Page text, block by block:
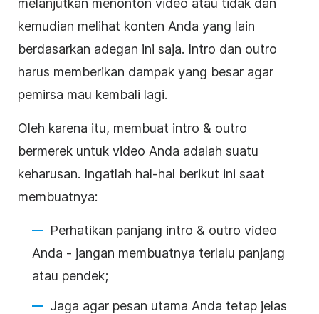
kemudian melihat konten Anda yang lain
berdasarkan adegan ini saja. Intro dan outro
harus memberikan dampak yang besar agar
pemirsa mau kembali lagi.
Oleh karena itu, membuat intro & outro
bermerek untuk video Anda adalah suatu
keharusan. Ingatlah hal-hal berikut ini saat
membuatnya:
Perhatikan panjang intro & outro video
Anda - jangan membuatnya terlalu panjang
atau pendek;
Jaga agar pesan utama Anda tetap jelas